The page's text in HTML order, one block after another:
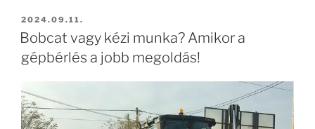
BEKÜLDVE:
2024.09.11.
Bobcat vagy kézi munka? Amikor a
gépbérlés a jobb megoldás!